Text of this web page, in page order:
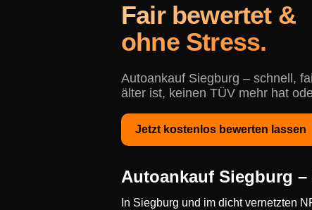
Fair bewertet &
ohne Stress.
Autoankauf Siegburg – schnell,
älter ist, keinen TÜV mehr hat
Jetzt kostenlos bewerten lassen
Autoankauf Siegburg
In Siegburg und im dicht vernetzten